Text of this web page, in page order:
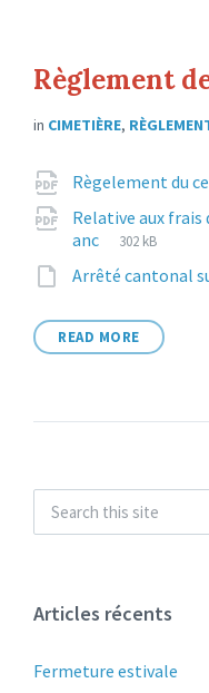
Règlement
in CIMETIÈRE,
Attachments
Règelement du
Relative aux frais
anc
File
pdf
File
302 kB
Arrêté cantonal
READ MORE
Articles récents
Fermeture estivale